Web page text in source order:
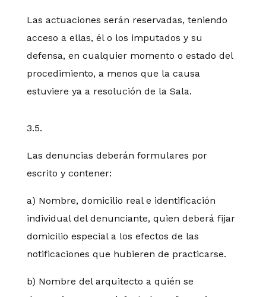
Las actuaciones serán reservadas, teniendo
acceso a ellas, él o los imputados y su
defensa, en cualquier momento o estado del
procedimiento, a menos que la causa
estuviere ya a resolución de la Sala.
3.5.
Las denuncias deberán formulares por
escrito y contener:
a) Nombre, domicilio real e identificación
individual del denunciante, quien deberá fijar
domicilio especial a los efectos de las
notificaciones que hubieren de practicarse.
b) Nombre del arquitecto a quién se